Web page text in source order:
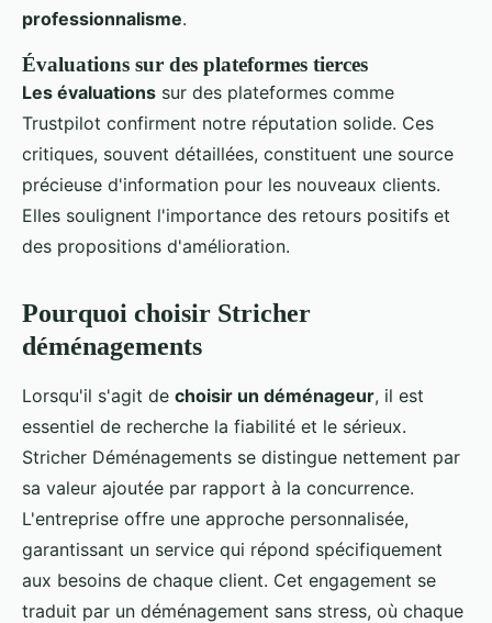
professionnalisme.
Évaluations sur des plateformes tierces
Les évaluations sur des plateformes comme
Trustpilot confirment notre réputation solide. Ces
critiques, souvent détaillées, constituent une source
précieuse d'information pour les nouveaux clients.
Elles soulignent l'importance des retours positifs et
des propositions d'amélioration.
Pourquoi choisir Stricher
déménagements
Lorsqu'il s'agit de choisir un déménageur, il est
essentiel de recherche la fiabilité et le sérieux.
Stricher Déménagements se distingue nettement par
sa valeur ajoutée par rapport à la concurrence.
L'entreprise offre une approche personnalisée,
garantissant un service qui répond spécifiquement
aux besoins de chaque client. Cet engagement se
traduit par un déménagement sans stress, où chaque